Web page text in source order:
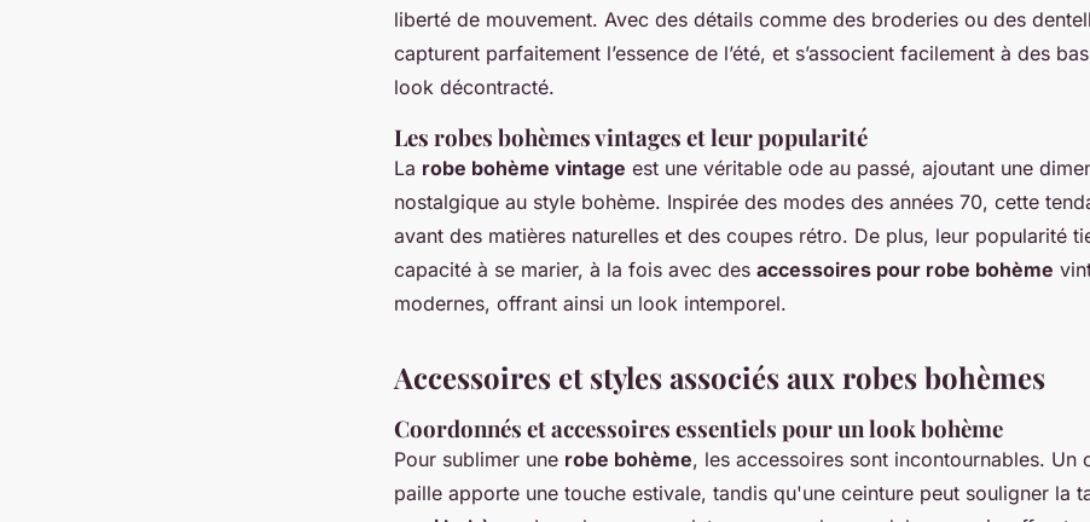
liberté de mouvement. Avec des détails comme des broderies ou des
capturent parfaitement l’essence de l’été, et s’associent facilement à des
look décontracté.
Les robes bohèmes vintages et leur popularité
La robe bohème vintage est une véritable ode au passé, ajoutant une
nostalgique au style bohème. Inspirée des modes des années 70, cette
avant des matières naturelles et des coupes rétro. De plus, leur popularité
capacité à se marier, à la fois avec des accessoires pour robe bohème
modernes, offrant ainsi un look intemporel.
Accessoires et styles associés aux robes bohèmes
Coordonnés et accessoires essentiels pour un lookbohème
Pour sublimer une robe bohème, les accessoires sont incontournables. Un
paille apporte une touche estivale, tandis qu'une ceinture peut souligner la